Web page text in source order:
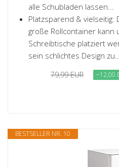
alle Schubladen lassen...
Platzsparend & vielseitig:
große Rollcontainer
Schreibtische platziert
sein schlichtes Design zu...
79,99 EUR −12,00
BESTSELLER NR. 10